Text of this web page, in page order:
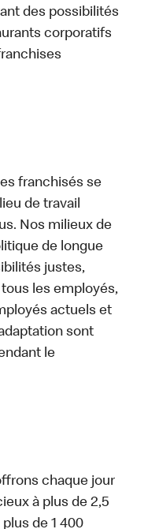
des possibilités
corporatifs
franchisés se
de travail
Nos milieux de
de longue
justes,
les employés,
actuels et
sont
le
chaque jour
à plus de 2,5
de 1 400